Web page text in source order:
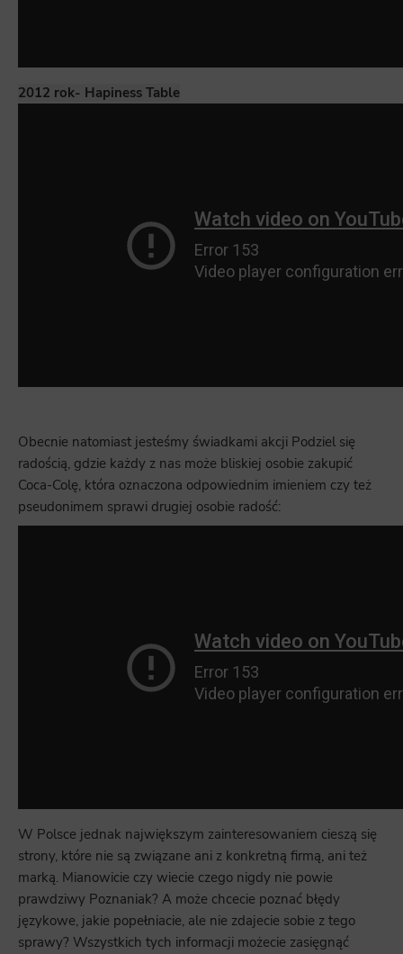
2012 rok- Hapiness Table
Obecnie natomiast jesteśmy świadkami akcji Podziel się
radością, gdzie każdy z nas może bliskiej osobie zakupić
Coca-Colę, która oznaczona odpowiednim imieniem czy też
pseudonimem sprawi drugiej osobie radość:
W Polsce jednak największym zainteresowaniem cieszą się
strony, które nie są związane ani z konkretną firmą, ani też
marką. Mianowicie czy wiecie czego nigdy nie powie
prawdziwy Poznaniak? A może chcecie poznać błędy
językowe, jakie popełniacie, ale nie zdajecie sobie z tego
sprawy? Wszystkich tych informacji możecie zasięgnąć